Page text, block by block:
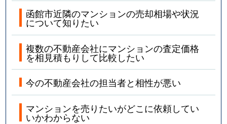
函館市近隣のマンションの売却相場や状況
について知りたい
複数の不動産会社にマンションの査定価格
を相見積もりして比較したい
今の不動産会社の担当者と相性が悪い
マンションを売りたいがどこに依頼してい
いかわからない